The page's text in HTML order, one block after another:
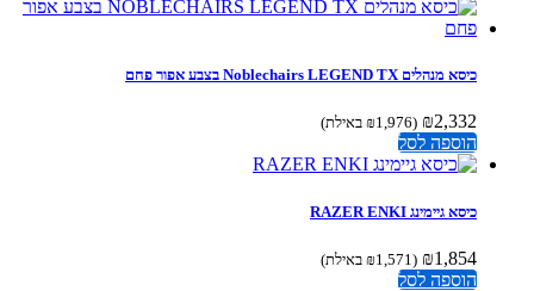
כיסא מנהלים Noblechairs LEGEND TX בצבע אפור פחם
₪2,332
(
₪1,976 באילת)
הוספה לסל
כיסא גיימינג RAZER ENKI
₪1,854
(
₪1,571 באילת)
הוספה לסל